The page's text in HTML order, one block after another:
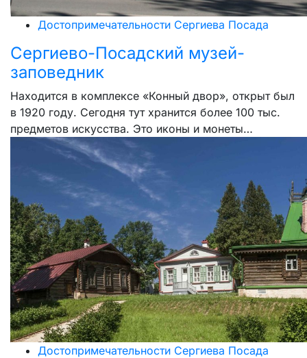
Достопримечательности Сергиева Посада
Сергиево-Посадский музей-
заповедник
Находится в комплексе «Конный двор», открыт был
в 1920 году. Сегодня тут хранится более 100 тыс.
предметов искусства. Это иконы и монеты…
Достопримечательности Сергиева Посада